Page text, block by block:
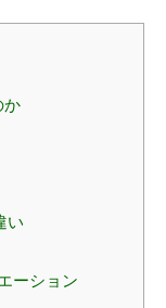
か
い
ーション